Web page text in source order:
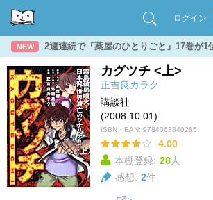
ログイン
NEW 2週連続で『薬屋のひとりごと』17巻が1
カグツチ <上>
正吉良カラク
講談社
(2008.10.01)
ISBN・EAN: 9784063840285
4.00
本棚登録: 28人
感想: 2件